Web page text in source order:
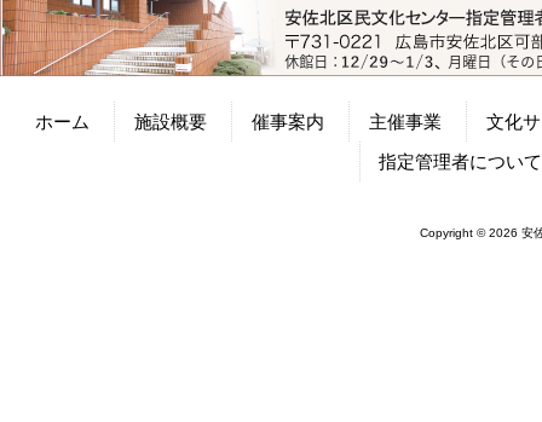
ホーム 施設概要 催事案内 主催事業
文化
指定管理者について
Copyright © 2026 安